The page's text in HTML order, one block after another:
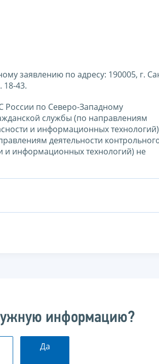
заявлению по адресу: 190005, г.
18-43.
России по Северо-Западному
службы (по направлениям
и информационных
деятельности
и информационных технологий) не
информацию?
Да